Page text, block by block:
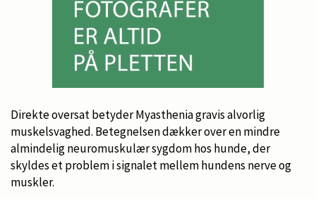
Direkte oversat betyder Myasthenia gravis alvorlig
muskelsvaghed. Betegnelsen dækker over en mindre
almindelig neuromuskulær sygdom hos hunde, der
skyldes et problem i signalet mellem hundens nerve og
muskler.